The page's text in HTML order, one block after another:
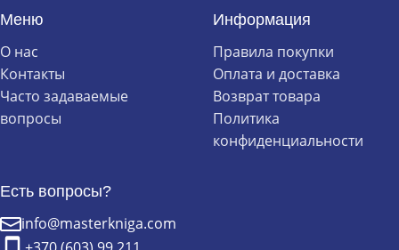
Меню
О нас
Контакты
Часто задаваемые
вопросы
Информация
Правила покупки
Оплата и доставка
Возврат товара
Политика
конфиденциальности
Есть вопросы?
info@masterkniga.com